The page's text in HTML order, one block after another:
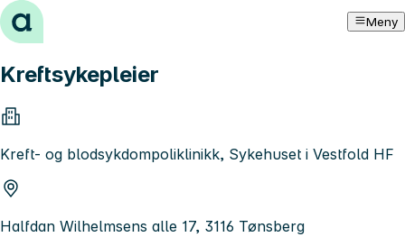
Hopp til innhold Meny
Kreftsykepleier
Kreft- og blodsykdompoliklinikk, Sykehuset i Vestfold HF
Halfdan Wilhelmsens alle 17, 3116 Tønsberg